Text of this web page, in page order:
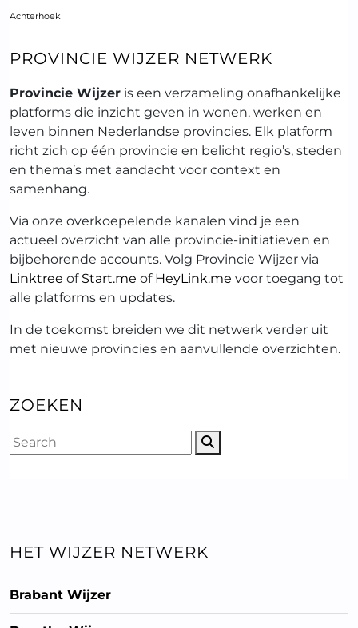
Achterhoek
PROVINCIE WIJZER NETWERK
Provincie Wijzer is een verzameling onafhankelijke
platforms die inzicht geven in wonen, werken en
leven binnen Nederlandse provincies. Elk platform
richt zich op één provincie en belicht regio’s, steden
en thema’s met aandacht voor context en
samenhang.
Via onze overkoepelende kanalen vind je een
actueel overzicht van alle provincie-initiatieven en
bijbehorende accounts. Volg Provincie Wijzer via
Linktree of Start.me of HeyLink.me voor toegang tot
alle platforms en updates.
In de toekomst breiden we dit netwerk verder uit
met nieuwe provincies en aanvullende overzichten.
ZOEKEN
HET WIJZER NETWERK
Brabant Wijzer